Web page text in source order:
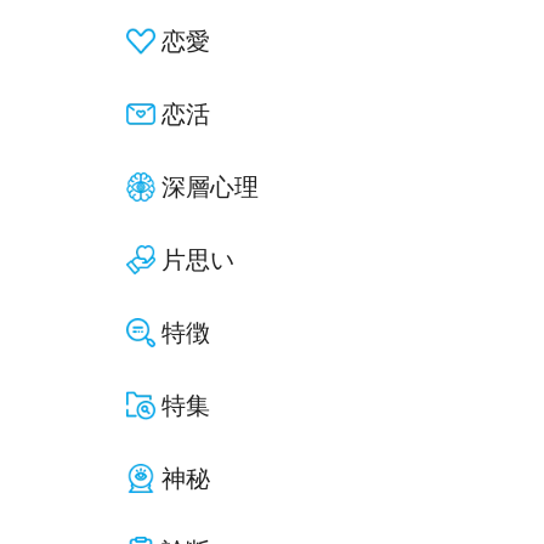
恋愛
恋活
深層心理
片思い
特徴
特集
神秘